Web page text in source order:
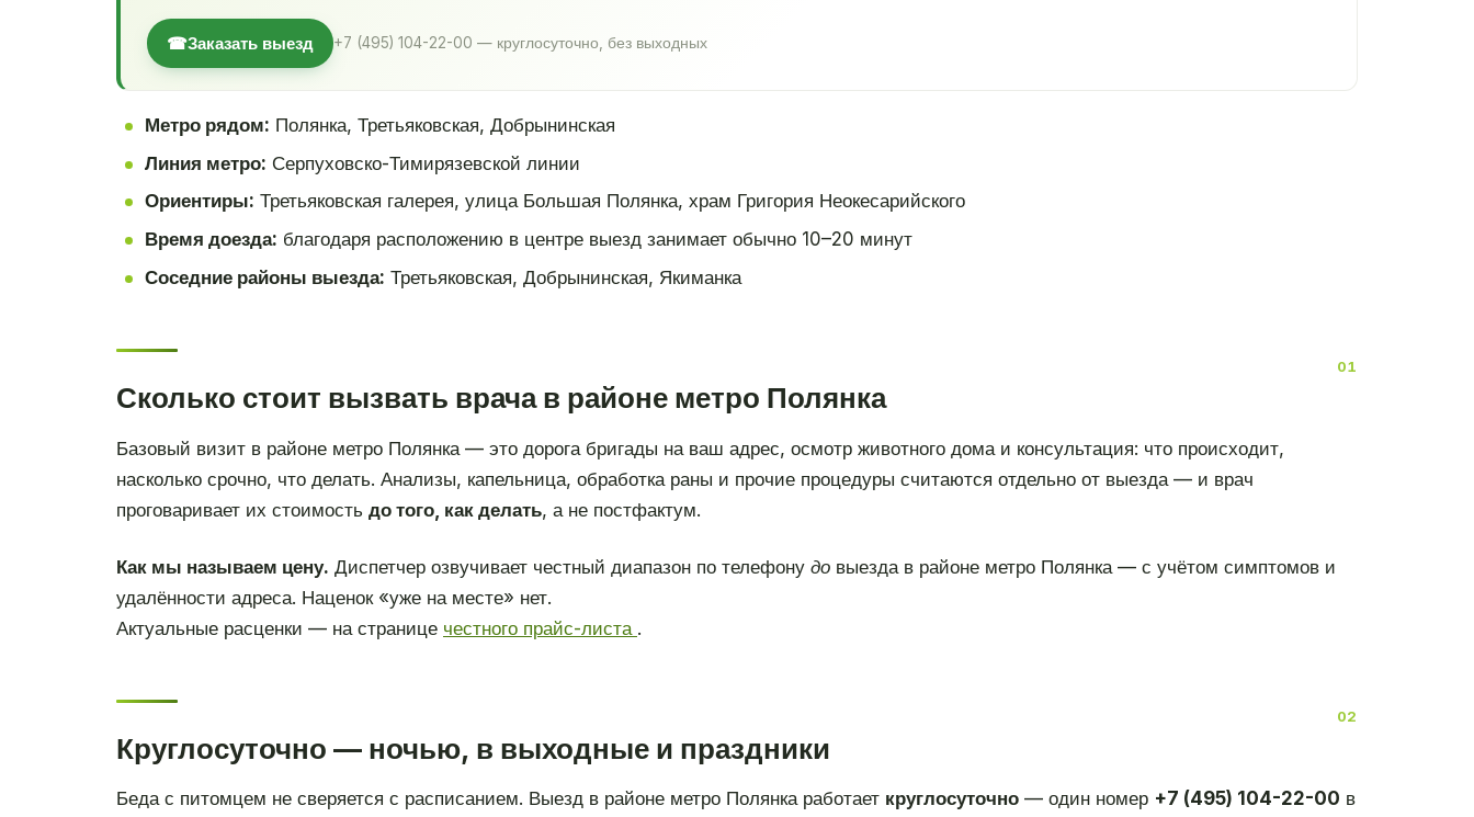
☎Заказать выезд +7 (495) 104-22-00 — круглосуточно, без выходных
Метро рядом: Полянка, Третьяковская, Добрынинская
Линия метро: Серпуховско-Тимирязевской линии
Ориентиры: Третьяковская галерея, улица Большая Полянка, храм Григория Неокесарийского
Время доезда: благодаря расположению в центре выезд занимает обычно 10–20 минут
Соседние районы выезда: Третьяковская, Добрынинская, Якиманка
Сколько стоит вызвать врача в районе метро Полянка
Базовый визит в районе метро Полянка — это дорога бригады на ваш адрес, осмотр животного дома и консультация: что происходит,
насколько срочно, что делать. Анализы, капельница, обработка раны и прочие процедуры считаются отдельно от выезда — и врач
проговаривает их стоимость до того, как делать, а не постфактум.
Как мы называем цену. Диспетчер озвучивает честный диапазон по телефону до выезда в районе метро Полянка — с учётом симптомов и
удалённости адреса. Наценок «уже на месте» нет.
Актуальные расценки — на странице честного прайс-листа .
Круглосуточно — ночью, в выходные и праздники
Беда с питомцем не сверяется с расписанием. Выезд в районе метро Полянка работает круглосуточно — один номер +7 (495) 104-22-00 в